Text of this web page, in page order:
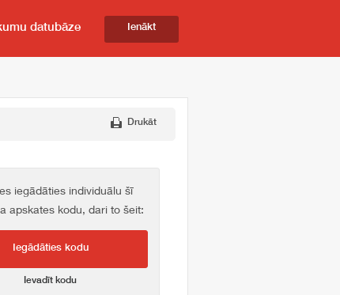
datubāze Ienākt
Drukāt
iegādāties individuālu šī
apskates kodu, dari to šeit:
Iegādāties kodu
Ievadīt kodu